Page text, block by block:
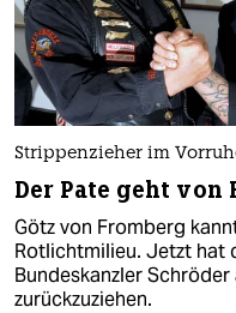
Strippenzieher im
Der Pate geht von
Götz von Fromberg
Rotlichtmilieu. Jetzt hat
Bundeskanzler
zurückzuziehen.